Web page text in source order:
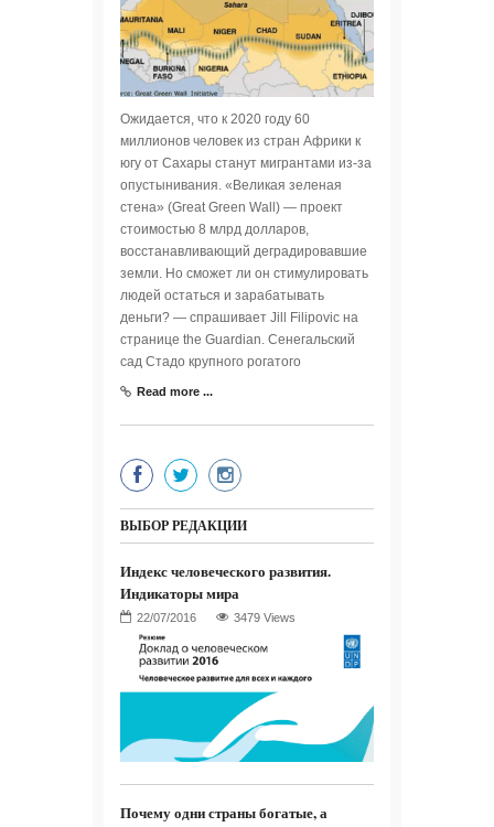
Ожидается, что к 2020 году 60
миллионов человек из стран Африки к
югу от Сахары станут мигрантами из-за
опустынивания. «Великая зеленая
стена» (Great Green Wall) — проект
стоимостью 8 млрд долларов,
восстанавливающий деградировавшие
земли. Но сможет ли он стимулировать
людей остаться и зарабатывать
деньги? — спрашивает Jill Filipovic на
странице the Guardian. Сенегальский
сад Стадо крупного рогатого
Read more ...
ВЫБОР РЕДАКЦИИ
Индекс человеческого развития.
Индикаторы мира
3479 Views
Почему одни страны богатые, а